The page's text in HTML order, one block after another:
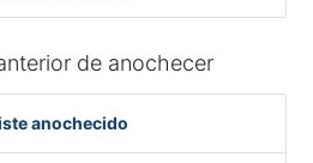
de anochecer
anochecido